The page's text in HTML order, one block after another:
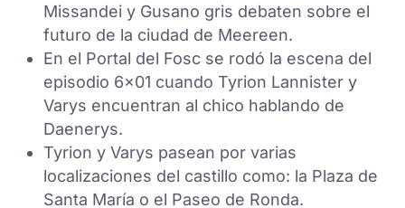
Missandei y Gusano gris debaten sobre el
futuro de la ciudad de Meereen.
En el Portal del Fosc se rodó la escena del
episodio 6×01 cuando Tyrion Lannister y
Varys encuentran al chico hablando de
Daenerys.
Tyrion y Varys pasean por varias
localizaciones del castillo como: la Plaza de
Santa María o el Paseo de Ronda.